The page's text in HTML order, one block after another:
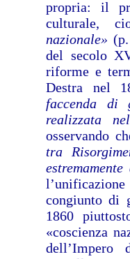
propria: il
culturale,
nazionale»
del secolo
riforme e
Destra nel
faccenda di
realizzata
osservando
tra
estremamente
congiunto di
1860
«coscienza
dell’Impero